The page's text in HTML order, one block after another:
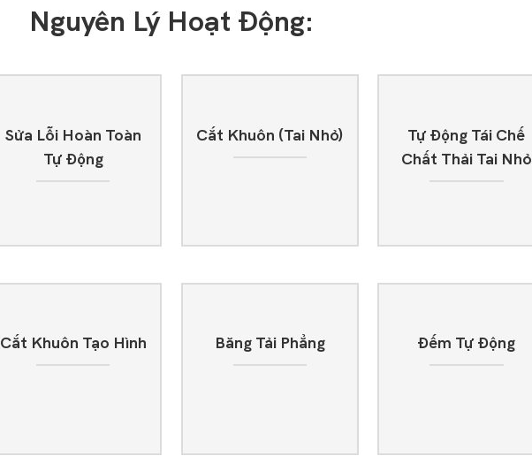
Nguyên Lý Hoạt Động:
Sửa Lỗi Hoàn Toàn
Tự Động
Cắt Khuôn (tai Nhỏ)
Tự Động Tái Chế
Chất Thải Tai Nhỏ
Cắt Khuôn Tạo Hình Băng Tải Phẳng Đếm Tự Động